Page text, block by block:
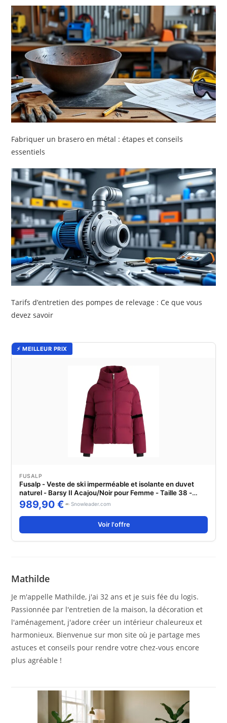
Fabriquer un brasero en métal : étapes et conseils
essentiels
Tarifs d’entretien des pompes de relevage : Ce que vous
devez savoir
⚡ MEILLEUR PRIX
FUSALP
Fusalp - Veste de ski imperméable et isolante en duvet
naturel - Barsy II Acajou/Noir pour Femme - Taille 38 -
Bordeaux
989,90 € Snowleader.com
Voir l'offre
Mathilde
Je m'appelle Mathilde, j'ai 32 ans et je suis fée du logis.
Passionnée par l'entretien de la maison, la décoration et
l'aménagement, j'adore créer un intérieur chaleureux et
harmonieux. Bienvenue sur mon site où je partage mes
astuces et conseils pour rendre votre chez-vous encore
plus agréable !